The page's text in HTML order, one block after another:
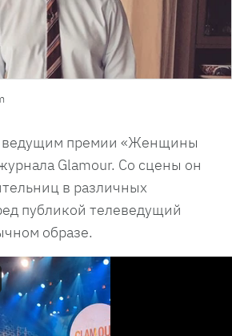
ведущим премии «Женщины
Glamour. Со сцены он
в различных
публикой телеведущий
образе.